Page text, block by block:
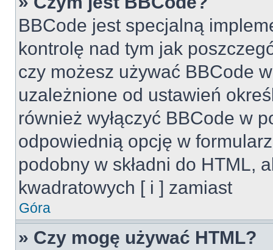
BBCode jest specjalną
kontrolę nad tym jak
czy możesz używać BBCode
uzależnione od ustawień
również wyłączyć BBCode w
odpowiednią opcję w
podobny w składni do HTML,
kwadratowych [ i ] zamiast
Góra
» Czy mogę używać HTML?